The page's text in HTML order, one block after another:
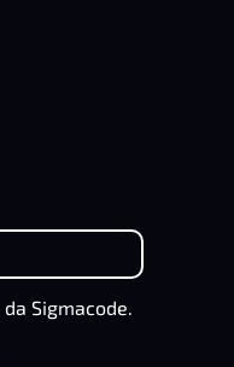
da Sigmacode.